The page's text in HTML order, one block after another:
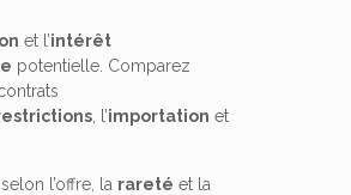
et l’intérêt
potentielle. Comparez
, l’importation et
l’offre, la rareté et la